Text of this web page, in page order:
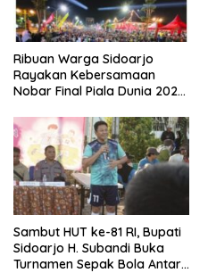
Ribuan Warga Sidoarjo
Rayakan Kebersamaan
Nobar Final Piala Dunia 2026
Forkopimda
Sambut HUT ke-81 RI, Bupati
Sidoarjo H. Subandi Buka
Turnamen Sepak Bola Antar